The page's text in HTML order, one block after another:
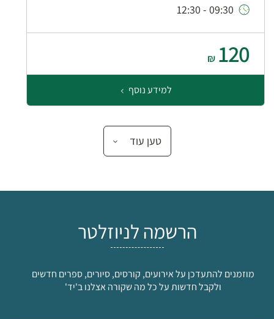
09:30 - 12:30
120
₪
למידע נוסף
טען עוד
הרשמה לניוזלטר
מוזמנים להתעדכן על אירועים, קורסים, סיורים, ספרים חדשים
ולקבל חדשות על כל מה שקורה אצלנו ב'יד'